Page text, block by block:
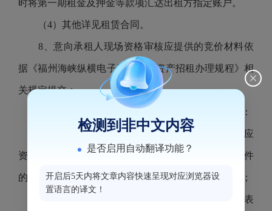
时将第一期租金及押金等款项汇达出租方指定账户。
（4）其他详见租赁合同。
8、意向承租人现场资格审核应提供的竞价材料依
据《福州海峡纵横电子竞价平台资产招租办理规程》相
关规定提交：
法人或企、事业单位或其他组织作为意向承租人：
①营业执照、组织机构代码证和税务登记证或相应
资质的证明文件（交验原件，若资质证明为三合一证件
的，提供有效的三合一证件，复印件均须加盖公章）；
②法定代表人或负责人身份证复印件及《法定代表
检测到非中文内容
是否启用自动翻译功能？
开启后5天内将文章内容快速呈现对应浏览器设
置语言的译文！